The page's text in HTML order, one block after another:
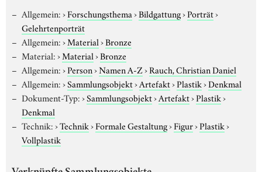
Allgemein:›Forschungsthema›Bildgattung›Porträt›
Gelehrtenporträt
Allgemein:›Material›Bronze
Material:›Material›Bronze
Allgemein:›Person›Namen A-Z›Rauch, Christian Daniel
Allgemein:›Sammlungsobjekt›Artefakt›Plastik›Denkmal
Dokument-Typ:›Sammlungsobjekt›Artefakt›Plastik›
Denkmal
Technik:›Technik›Formale Gestaltung›Figur›Plastik›
Vollplastik